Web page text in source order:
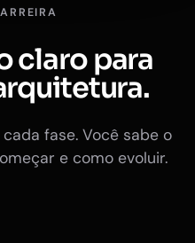
claro para
fase. Você sabe o
e como evoluir.